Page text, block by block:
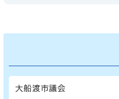
大船渡市議会